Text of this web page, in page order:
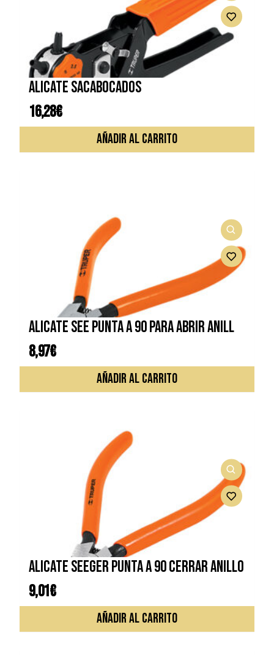
ALICATE SACABOCADOS
16,28€
AÑADIR AL CARRITO
ALICATE SEE PUNTA A 90 PARA ABRIR ANILL
8,97€
AÑADIR AL CARRITO
ALICATE SEEGER PUNTA A 90 CERRAR ANILLO
9,01€
AÑADIR AL CARRITO